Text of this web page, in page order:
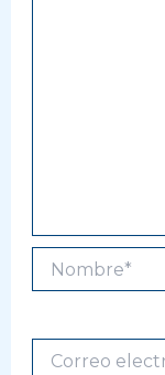
Nombre*